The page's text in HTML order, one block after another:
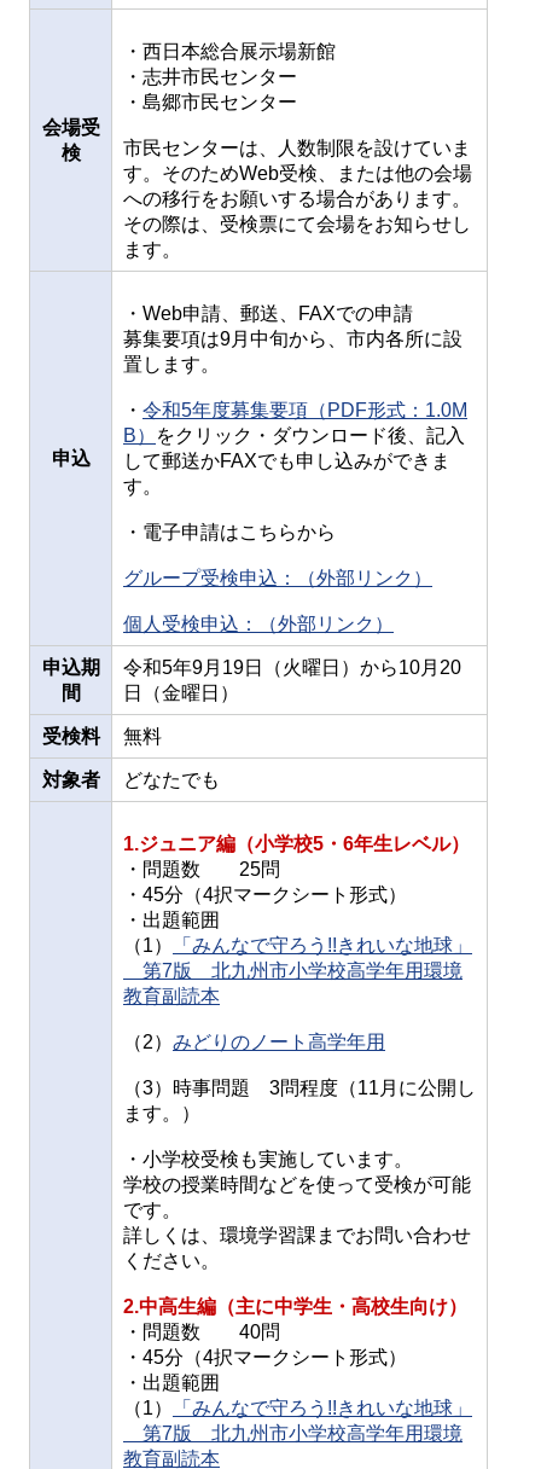
会場受
検
・西日本総合展示場新館
・志井市民センター
・島郷市民センター
市民センターは、人数制限を設けていま
す。そのためWeb受検、または他の会場
への移行をお願いする場合があります。
その際は、受検票にて会場をお知らせし
ます。
申込
・Web申請、郵送、FAXでの申請
募集要項は9月中旬から、市内各所に設
置します。
・ 令和5年度募集要項（PDF形式：1.0M
B）
をクリック・ダウンロード後、記入
して郵送かFAXでも申し込みができま
す。
・電子申請はこちらから
グループ受検申込：（外部リンク）
個人受検申込：（外部リンク）
申込期
間
令和5年9月19日（火曜日）から10月20
日（金曜日）
受検料 無料
対象者 どなたでも
1.ジュニア編（小学校5・6年生レベル）
・問題数 25問
・45分（4択マークシート形式）
・出題範囲
（1）
「みんなで守ろう!!きれいな地球」
第7版 北九州市小学校高学年用環境
教育副読本
（2） みどりのノート高学年用
（3）時事問題 3問程度（11月に公開し
ます。）
・小学校受検も実施しています。
学校の授業時間などを使って受検が可能
です。
詳しくは、環境学習課までお問い合わせ
ください。
2.中高生編（主に中学生・高校生向け）
・問題数 40問
・45分（4択マークシート形式）
・出題範囲
（1）
「みんなで守ろう!!きれいな地球」
第7版 北九州市小学校高学年用環境
教育副読本